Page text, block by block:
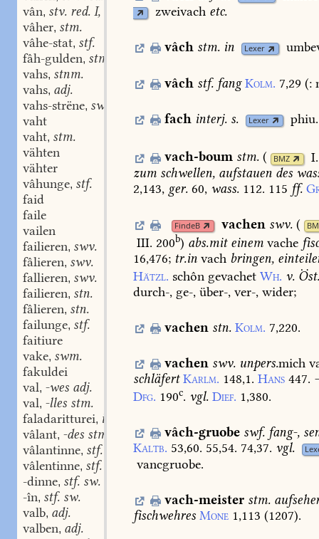
vân, stv. red. I, 2.
vâher, stm.
vâhe-stat, stf.
fâh-gulden, stm.
vahs, stnm.
vahs, adj.
vahs-strëne, swm.
vaht
vaht, stm.
vähten
vähter
vâhunge, stf.
faid
faile
vailen
failieren, swv.
fâlieren, swv.
fallieren, swv.
failieren, stn.
fâlieren, stn.
failunge, stf.
faitiure
vake, swm.
fakuldei
val, -wes adj.
val, -lles stm.
faladaritturei, interj.
vâlant, -des stm.
vâlantinne, stf. sw.
vâlentinne, stf. sw.
-dinne, stf. sw.
-în, stf. sw.
valb, adj.
valben, adj.
zweivach etc.
vâch stm. in Lexer
vâch stf. fang Kolm. 7,29 (:
fach interj. s. Lexer phiu.
vach-boum stm. ( BMZ
zum schwellen, aufstauen des
2,143, ger. 60, wass. 112. 115 ff.
FindeB vachen swv. (
III. 200b) abs.miteinem vache
16,476; tr.in vach bringen,
Hätzl. schôn gevachet Wh. v.
durch-, ge-, über-, ver-, wider;
vachen stn. Kolm. 7,220.
vachen swv. unpers.mich
schläfert Karlm. 148,1. Hans 447.
Dfg. 190c. vgl. Dief. 1,380.
vâch-gruobe swf. fang-,
Kaltb. 53,60. 55,54. 74,37. vgl.
vancgruobe.
vach-meister stm.
fischwehres Mone 1,113 (1207).